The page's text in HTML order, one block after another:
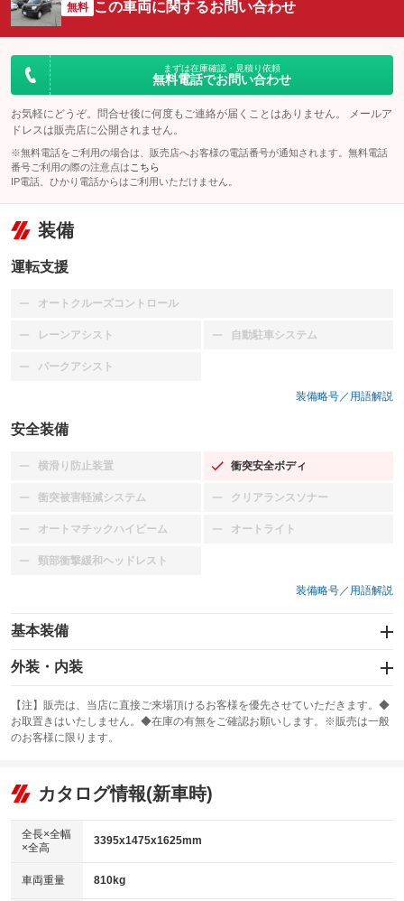
無料 この車両に関するお問い合わせ
まずは在庫確認・見積り依頼
無料電話でお問い合わせ
お気軽にどうぞ。問合せ後に何度もご連絡が届くことはありません。 メールア
ドレスは販売店に公開されません。
※無料電話をご利用の場合は、販売店へお客様の電話番号が通知されます。無料電話
番号ご利用の際の注意点は こちら
IP電話、ひかり電話からはご利用いただけません。
装備
運転支援
オートクルーズコントロール
：装備なし
レーンアシスト
：装備なし 自動駐車システム
：装備なし
パークアシスト
：装備なし
装備略号／用語解説
安全装備
横滑り防止装置
：装備なし 衝突安全ボディ
：装備あり
衝突被害軽減システム
：装備なし クリアランスソナー
：装備なし
オートマチックハイビーム
：装備なし オートライト
：装備なし
頸部衝撃緩和ヘッドレスト
：装備なし
装備略号／用語解説
基本装備
エアバッグ：運転席/助手席
：装備あり
：装備なし
サンルーフ
：装備なし ABS
リフトアップ
：装備なし
：装備なし
パワーウィンドウ
アイドリングストップ
：装備あり
外装・内装
カーナビ：メモリーナビ他
：装備あり
TV：フルセグ
：装備あり
ビジュアル
：装備なし
：装備あり
革シート
キーレス
【注】販売は、当店に直接ご来場頂けるお客様を優先させていただきます。◆
お取置きはいたしません。◆在庫の有無をご確認お願いします。※販売は一般
のお客様に限ります。
カタログ情報(新車時)
全長×全幅
×全高
3395x1475x1625mm
車両重量 810kg